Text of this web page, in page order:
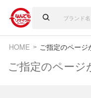
HOME ご指定のページ
ご指定のペー